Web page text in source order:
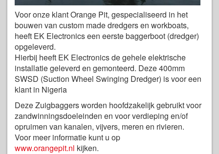
Voor onze klant Orange Pit, gespecialiseerd in het
bouwen van custom made dredgers en workboats,
heeft EK Electronics een eerste baggerboot (dredger)
opgeleverd.
Hierbij heeft EK Electronics de gehele elektrische
installatie geleverd en gemonteerd. Deze 400mm
SWSD (Suction Wheel Swinging Dredger) is voor een
klant in Nigeria
Deze Zuigbaggers worden hoofdzakelijk gebruikt voor
zandwinningsdoeleinden en voor verdieping en/of
opruimen van kanalen, vijvers, meren en rivieren.
Voor meer informatie kunt u op
www.orangepit.nl kijken.